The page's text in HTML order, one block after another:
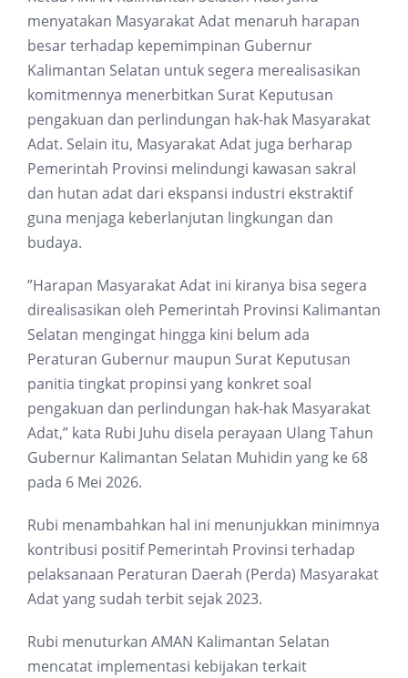
menyatakan Masyarakat Adat menaruh harapan
besar terhadap kepemimpinan Gubernur
Kalimantan Selatan untuk segera merealisasikan
komitmennya menerbitkan Surat Keputusan
pengakuan dan perlindungan hak-hak Masyarakat
Adat. Selain itu, Masyarakat Adat juga berharap
Pemerintah Provinsi melindungi kawasan sakral
dan hutan adat dari ekspansi industri ekstraktif
guna menjaga keberlanjutan lingkungan dan
budaya.
”Harapan Masyarakat Adat ini kiranya bisa segera
direalisasikan oleh Pemerintah Provinsi Kalimantan
Selatan mengingat hingga kini belum ada
Peraturan Gubernur maupun Surat Keputusan
panitia tingkat propinsi yang konkret soal
pengakuan dan perlindungan hak-hak Masyarakat
Adat,” kata Rubi Juhu disela perayaan Ulang Tahun
Gubernur Kalimantan Selatan Muhidin yang ke 68
pada 6 Mei 2026.
Rubi menambahkan hal ini menunjukkan minimnya
kontribusi positif Pemerintah Provinsi terhadap
pelaksanaan Peraturan Daerah (Perda) Masyarakat
Adat yang sudah terbit sejak 2023.
Rubi menuturkan AMAN Kalimantan Selatan
mencatat implementasi kebijakan terkait